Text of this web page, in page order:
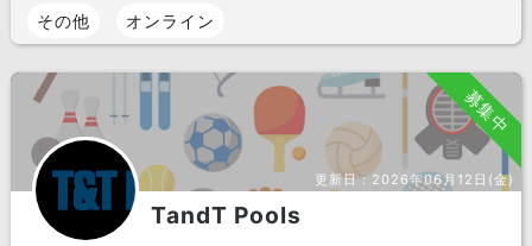
その他 オンライン
募集中
更新日： 2026年06月12日(金)
TandT Pools